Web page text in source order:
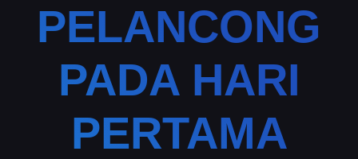
PELANCONG
PADA HARI
PERTAMA